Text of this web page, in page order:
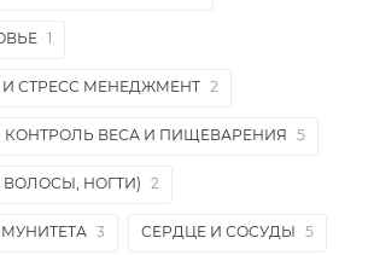
1
СТРЕСС МЕНЕДЖМЕНТ 2
КОНТРОЛЬ ВЕСА И ПИЩЕВАРЕНИЯ 5
ВОЛОСЫ, НОГТИ) 2
3 СЕРДЦЕ И СОСУДЫ 5